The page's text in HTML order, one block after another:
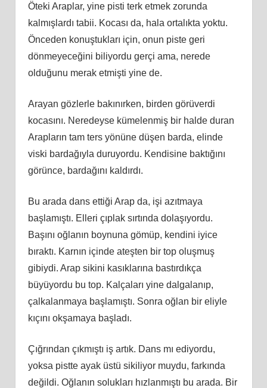
Öteki Araplar, yine pisti terk etmek zorunda
kalmışlardı tabii. Kocası da, hala ortalıkta yoktu.
Önceden konuştukları için, onun piste geri
dönmeyeceğini biliyordu gerçi ama, nerede
olduğunu merak etmişti yine de.
Arayan gözlerle bakınırken, birden görüverdi
kocasını. Neredeyse kümelenmiş bir halde duran
Arapların tam ters yönüne düşen barda, elinde
viski bardağıyla duruyordu. Kendisine baktığını
görünce, bardağını kaldırdı.
Bu arada dans ettiği Arap da, işi azıtmaya
başlamıştı. Elleri çıplak sırtında dolaşıyordu.
Başını oğlanın boynuna gömüp, kendini iyice
bıraktı. Karnın içinde ateşten bir top oluşmuş
gibiydi. Arap sikini kasıklarına bastırdıkça
büyüyordu bu top. Kalçaları yine dalgalanıp,
çalkalanmaya başlamıştı. Sonra oğlan bir eliyle
kıçını okşamaya başladı.
Çığrından çıkmıştı iş artık. Dans mı ediyordu,
yoksa pistte ayak üstü sikiliyor muydu, farkında
değildi. Oğlanın solukları hızlanmıştı bu arada. Bir